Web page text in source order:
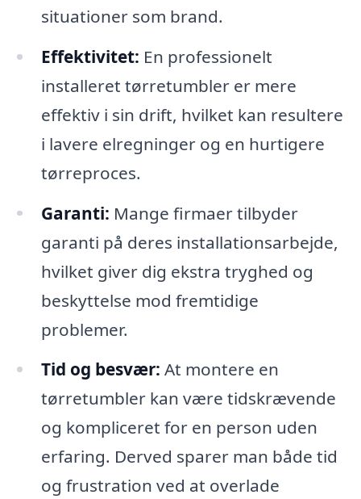
situationer som brand.
Effektivitet: En professionelt
installeret tørretumbler er mere
effektiv i sin drift, hvilket kan resultere
i lavere elregninger og en hurtigere
tørreproces.
Garanti: Mange firmaer tilbyder
garanti på deres installationsarbejde,
hvilket giver dig ekstra tryghed og
beskyttelse mod fremtidige
problemer.
Tid og besvær: At montere en
tørretumbler kan være tidskrævende
og kompliceret for en person uden
erfaring. Derved sparer man både tid
og frustration ved at overlade